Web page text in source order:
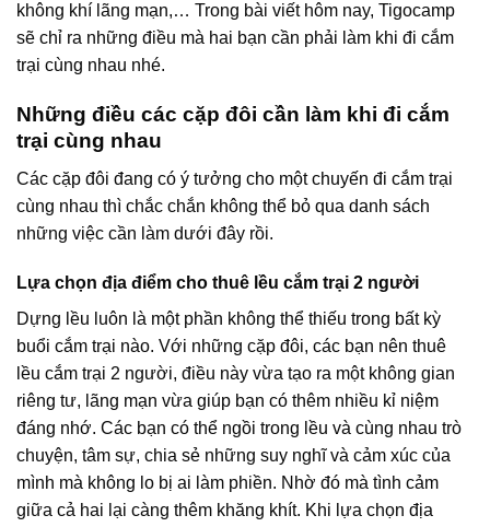
không khí lãng mạn,… Trong bài viết hôm nay, Tigocamp
sẽ chỉ ra những điều mà hai bạn cần phải làm khi đi cắm
trại cùng nhau nhé.
Những điều các cặp đôi cần làm khi đi cắm
trại cùng nhau
Các cặp đôi đang có ý tưởng cho một chuyến đi cắm trại
cùng nhau thì chắc chắn không thể bỏ qua danh sách
những việc cần làm dưới đây rồi.
Lựa chọn địa điểm cho thuê lều cắm trại 2 người
Dựng lều luôn là một phần không thể thiếu trong bất kỳ
buổi cắm trại nào. Với những cặp đôi, các bạn nên thuê
lều cắm trại 2 người, điều này vừa tạo ra một không gian
riêng tư, lãng mạn vừa giúp bạn có thêm nhiều kỉ niệm
đáng nhớ. Các bạn có thể ngồi trong lều và cùng nhau trò
chuyện, tâm sự, chia sẻ những suy nghĩ và cảm xúc của
mình mà không lo bị ai làm phiền. Nhờ đó mà tình cảm
giữa cả hai lại càng thêm khăng khít. Khi lựa chọn địa